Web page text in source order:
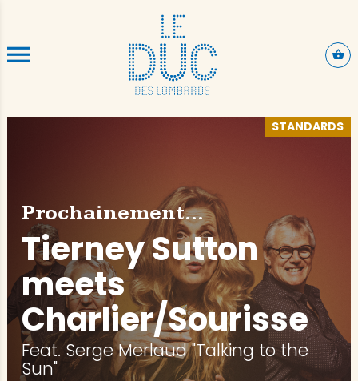
ALLER AU CONTENU PRINCIPAL
STANDARDS
Prochainement...
Tierney Sutton
meets
Charlier/Sourisse
Feat. Serge Merlaud "Talking to the
Sun"